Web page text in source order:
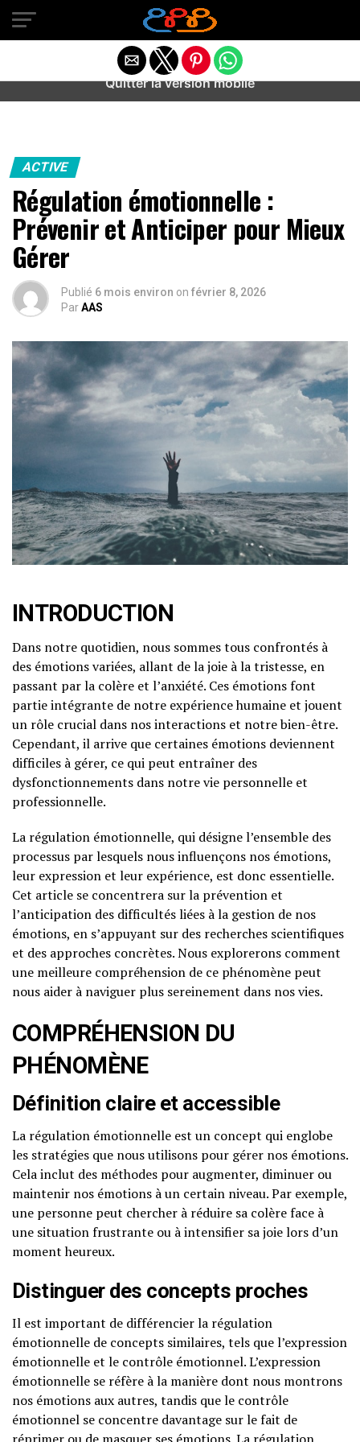
Warning
: preg_match(): Unknown modifier '/' in
/home/u589487443/domains/aideanxietestress.fr/
content/plugins/idev-post-views/includes/class-bots.php
ACTIVE
Régulation émotionnelle :
Prévenir et Anticiper pour Mieux
Gérer
Publié 6 mois environ on février 8, 2026
ParAAS
INTRODUCTION
Dans notre quotidien, nous sommes tous confrontés à
des émotions variées, allant de la joie à la tristesse, en
passant par la colère et l’anxiété. Ces émotions font
partie intégrante de notre expérience humaine et jouent
un rôle crucial dans nos interactions et notre bien-être.
Cependant, il arrive que certaines émotions deviennent
difficiles à gérer, ce qui peut entraîner des
dysfonctionnements dans notre vie personnelle et
professionnelle.
La régulation émotionnelle, qui désigne l’ensemble des
processus par lesquels nous influençons nos émotions,
leur expression et leur expérience, est donc essentielle.
Cet article se concentrera sur la prévention et
l’anticipation des difficultés liées à la gestion de nos
émotions, en s’appuyant sur des recherches scientifiques
et des approches concrètes. Nous explorerons comment
une meilleure compréhension de ce phénomène peut
nous aider à naviguer plus sereinement dans nos vies.
COMPRÉHENSION DU
PHÉNOMÈNE
Définition claire et accessible
La régulation émotionnelle est un concept qui englobe
les stratégies que nous utilisons pour gérer nos émotions.
Cela inclut des méthodes pour augmenter, diminuer ou
maintenir nos émotions à un certain niveau. Par exemple,
une personne peut chercher à réduire sa colère face à
une situation frustrante ou à intensifier sa joie lors d’un
moment heureux.
Distinguer des concepts proches
Il est important de différencier la régulation
émotionnelle de concepts similaires, tels que l’expression
émotionnelle et le contrôle émotionnel. L’expression
émotionnelle se réfère à la manière dont nous montrons
nos émotions aux autres, tandis que le contrôle
émotionnel se concentre davantage sur le fait de
Quitter la version mobile